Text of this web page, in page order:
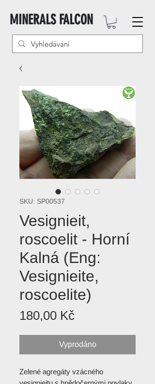
MINERALS FALCON
SKU: SP00537
Vesignieit,
roscoelit - Horní
Kalná (Eng:
Vesignieite,
roscoelite)
180,00 KčCena
Vyprodáno
Zelené agregáty vzácného